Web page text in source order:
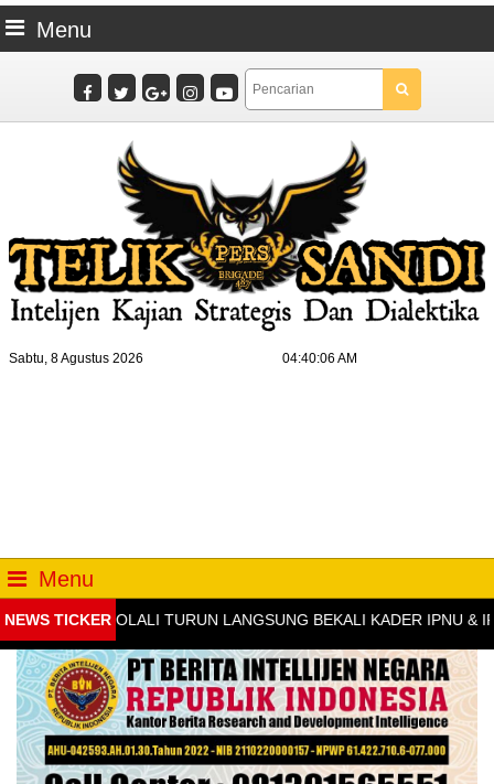
Menu
Sabtu, 8 Agustus 2026 04:40:07 AM
Menu
NEWS TICKER
BOYOLALI TURUN LANGSUNG BEKALI KADER IPNU &